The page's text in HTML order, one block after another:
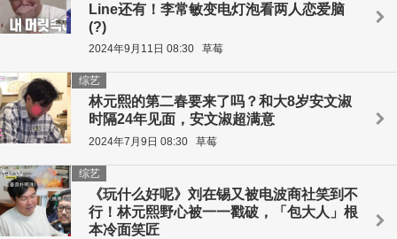
Line还有！李常敏变电灯泡看两人恋爱脑
(?)
2024年9月11日 08:30 草莓
林元熙的第二春要来了吗？和大8岁安文淑
时隔24年见面，安文淑超满意
综艺
2024年7月9日 08:30 草莓
《玩什么好呢》刘在锡又被电波商社笑到不
行！林元熙野心被一一戳破，「包大人」根
本冷面笑匠
综艺